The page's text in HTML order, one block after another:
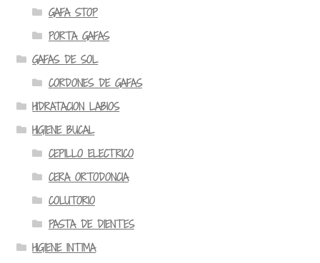
GAFA STOP
PORTA GAFAS
GAFAS DE SOL
CORDONES DE GAFAS
HIDRATACION LABIOS
HIGIENE BUCAL
CEPILLO ELECTRICO
CERA ORTODONCIA
COLUTORIO
PASTA DE DIENTES
HIGIENE INTIMA